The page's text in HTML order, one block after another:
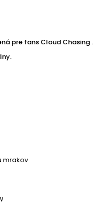
pre fans Cloud Chasing .